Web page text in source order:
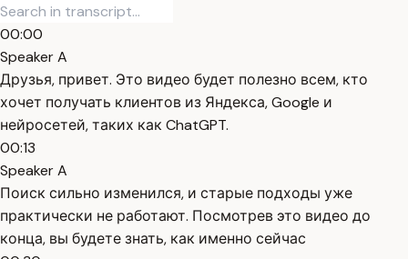
00:00
Speaker A
Друзья, привет. Это видео будет полезно всем, кто
хочет получать клиентов из Яндекса, Google и
нейросетей, таких как ChatGPT.
00:13
Speaker A
Поиск сильно изменился, и старые подходы уже
практически не работают. Посмотрев это видео до
конца, вы будете знать, как именно сейчас